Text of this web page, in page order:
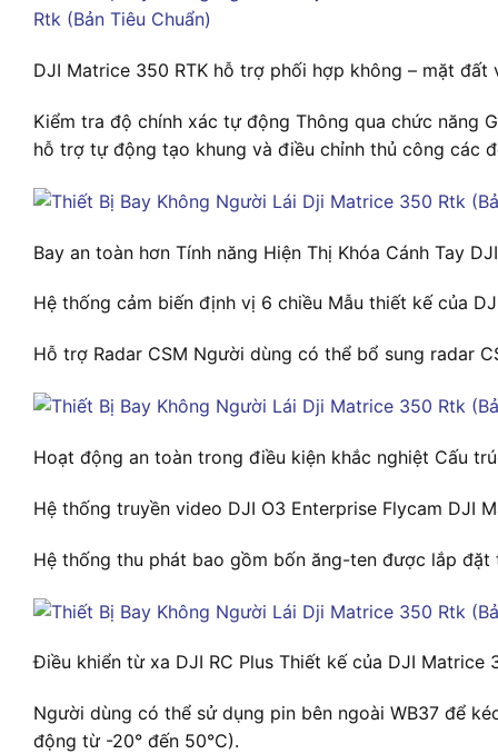
DJI Matrice 350 RTK hỗ trợ phối hợp không – mặt
Kiểm tra độ chính xác tự động Thông qua chức năng
hỗ trợ tự động tạo khung và điều chỉnh thủ công các
Bay an toàn hơn Tính năng Hiện Thị Khóa Cánh Tay
Hệ thống cảm biến định vị 6 chiều Mẫu thiết kế của
Hỗ trợ Radar CSM Người dùng có thể bổ sung radar
Hoạt động an toàn trong điều kiện khắc nghiệt Cấu
Hệ thống truyền video DJI O3 Enterprise Flycam DJI
Hệ thống thu phát bao gồm bốn ăng-ten được lắp
Điều khiển từ xa DJI RC Plus Thiết kế của DJI
Người dùng có thể sử dụng pin bên ngoài WB37 để
động từ -20° đến 50°C).